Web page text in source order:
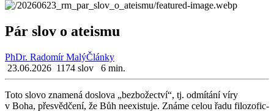
Pár slov o ateismu
PhDr. Radomír MalýČlánky
23.06.2026 1174 slov 6 min.
Toto slovo zna­me­ná do­slo­va „bezbo­žec­tví“, tj. od­mí­tá­ní víry
v Boha, pře­svěd­če­ní, že Bůh ne­e­xis­tu­je. Známe celou řadu fi­lo­zo­fic­